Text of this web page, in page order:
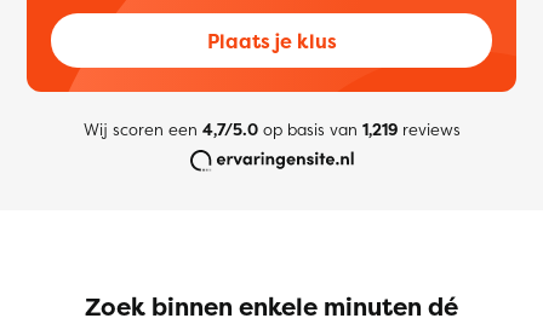
Plaats je klus
Wij scoren een 4,7/5.0op basis van 1,219reviews
Zoek binnen enkele minuten dé